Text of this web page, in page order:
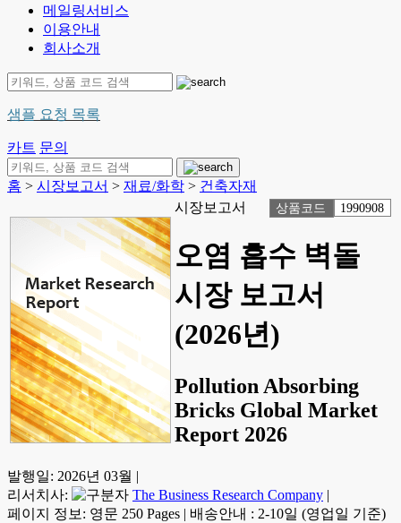
메일링서비스
이용안내
회사소개
샘플 요청 목록
카트 문의
홈 > 시장보고서 > 재료/화학 > 건축자재
시장보고서
상품코드 1990908
오염 흡수 벽돌
시장 보고서
(2026년)
Pollution Absorbing
Bricks Global Market
Report 2026
발행일: 2026년 03월 |
리서치사:
The Business Research Company |
페이지 정보: 영문 250 Pages | 배송안내 : 2-10일 (영업일 기준)